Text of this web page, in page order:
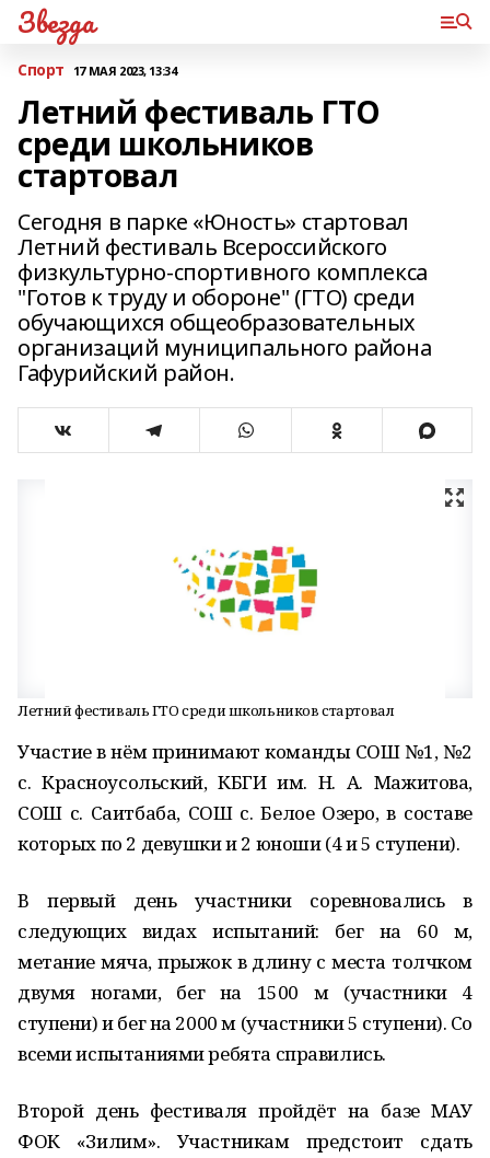
Звезда
Спорт 17 МАЯ 2023, 13:34
Летний фестиваль ГТО
среди школьников
стартовал
Сегодня в парке «Юность» стартовал
Летний фестиваль Всероссийского
физкультурно-спортивного комплекса
"Готов к труду и обороне" (ГТО) среди
обучающихся общеобразовательных
организаций муниципального района
Гафурийский район.
Летний фестиваль ГТО среди школьников стартовал
Участие в нём принимают команды СОШ №1, №2
с. Красноусольский, КБГИ им. Н. А. Мажитова,
СОШ с. Саитбаба, СОШ с. Белое Озеро, в составе
которых по 2 девушки и 2 юноши (4 и 5 ступени).
В первый день участники соревновались в
следующих видах испытаний: бег на 60 м,
метание мяча, прыжок в длину с места толчком
двумя ногами, бег на 1500 м (участники 4
ступени) и бег на 2000 м (участники 5 ступени). Со
всеми испытаниями ребята справились.
Второй день фестиваля пройдёт на базе МАУ
ФОК «Зилим». Участникам предстоит сдать